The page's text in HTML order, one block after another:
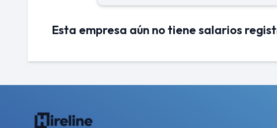
Esta empresa aún no tiene salarios